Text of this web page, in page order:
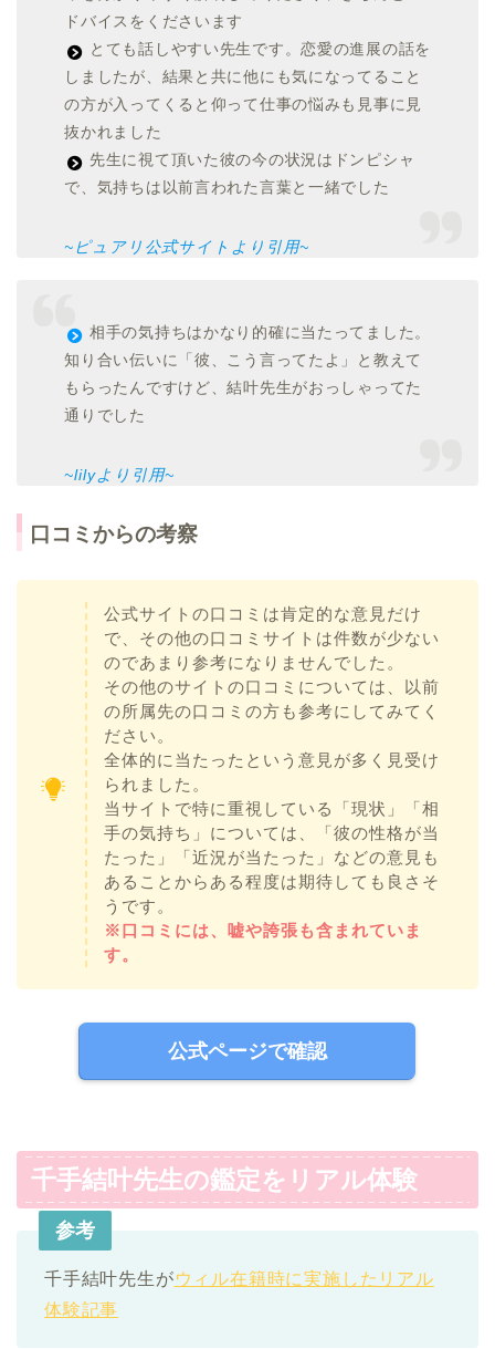
ドバイスをくださいます
とても話しやすい先生です。恋愛の進展の話を
しましたが、結果と共に他にも気になってること
の方が入ってくると仰って仕事の悩みも見事に見
抜かれました
先生に視て頂いた彼の今の状況はドンピシャ
で、気持ちは以前言われた言葉と一緒でした
~ピュアリ公式サイトより引用~
相手の気持ちはかなり的確に当たってました。
知り合い伝いに「彼、こう言ってたよ」と教えて
もらったんですけど、結叶先生がおっしゃってた
通りでした
~lilyより引用~
口コミからの考察
公式サイトの口コミは肯定的な意見だけ
で、その他の口コミサイトは件数が少ない
のであまり参考になりませんでした。
その他のサイトの口コミについては、以前
の所属先の口コミの方も参考にしてみてく
ださい。
全体的に当たったという意見が多く見受け
られました。
当サイトで特に重視している「現状」「相
手の気持ち」については、「彼の性格が当
たった」「近況が当たった」などの意見も
あることからある程度は期待しても良さそ
うです。
※口コミには、嘘や誇張も含まれていま
す。
公式ページで確認
千手結叶先生の鑑定をリアル体験
参考
千手結叶先生がウィル在籍時に実施したリアル
体験記事